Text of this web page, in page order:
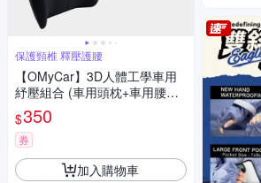
保護頸椎 釋壓護腰
【OMyCar】3D人體工學車用
紓壓組合 (車用頭枕+車用腰靠
枕)-快
$350
券
加入購物車